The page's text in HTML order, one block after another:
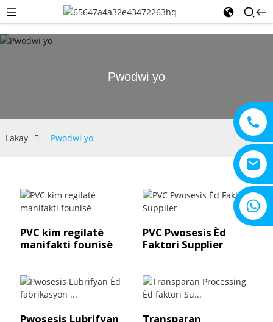
+8615805330828
Pwodwi yo
Lakay Pwodwi yo
PVC kim regilatè
manifakti founisè
PVC Pwosesis Èd
Faktori Supplier
Pwosesis Lubrifyan
Transparan